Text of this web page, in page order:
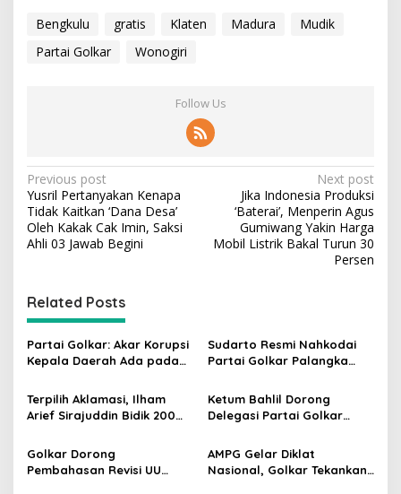
Bengkulu gratis Klaten Madura
Mudik
Partai Golkar
Wonogiri
Follow Us
P
o
s
a
v
i
a
i
Previous post
Yusril Pertanyakan Kenapa
Tidak Kaitkan ‘Dana Desa’
Oleh Kakak Cak Imin, Saksi
Ahli 03 Jawab Begini
Next post
Jika Indonesia Produksi
‘Baterai’, Menperin Agus
Gumiwang Yakin Harga
Mobil Listrik Bakal Turun 30
Persen
Related Posts
Partai Golkar: Akar Korupsi
Kepala Daerah Ada pada
Pilkada
Sudarto Resmi Nahkodai
Partai Golkar Palangka
Semakin Solid dan
Dipercaya Rakyat
Terpilih Aklamasi, Ilham
Arief Sirajuddin Bidik 200
Pemilu 2029
Ketum Bahlil Dorong
Delegasi Partai Golkar
Ngabalin Belajar Hilirisasi
Hingga Industrialisasi dari
Golkar Dorong
Pembahasan Revisi UU
AMPG Gelar Diklat
Nasional, Golkar Tekankan